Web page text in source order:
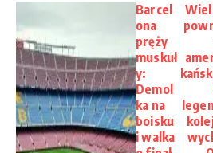
Barcel
ona
pręży
muskuł
y:
Demol
ka na
boisku
i walka